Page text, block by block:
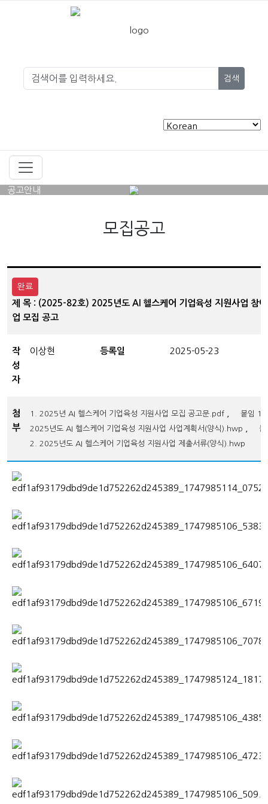
검색
공고안내
모집공고
완료
제 목 : (2025-82호) 2025년도 AI 헬스케어 기업육성 지원사업 참
업 모집 공고
작
성
자
이상현 등록일 2025-05-23
첨
부
1. 2025년 AI 헬스케어 기업육성 지원사업 모집 공고문.pdf
붙임 1.
2025년도 AI 헬스케어 기업육성 지원사업 사업계획서(양식).hwp
붙
2. 2025년도 AI 헬스케어 기업육성 지원사업 제출서류(양식).hwp